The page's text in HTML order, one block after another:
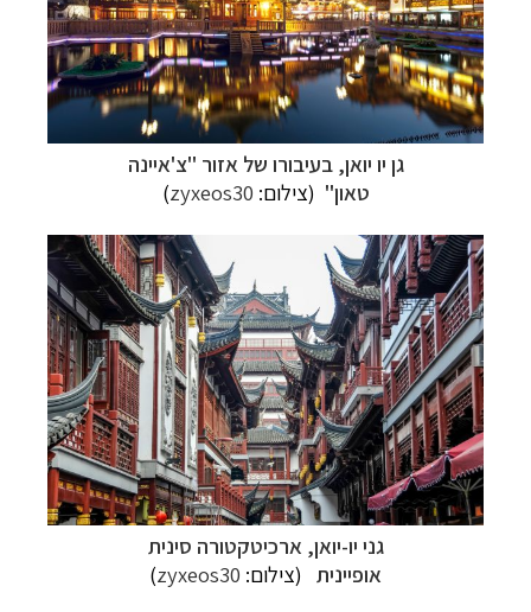
גן יו יואן, בעיבורו של אזור "צ'איינה
טאון" (צילום: zyxeos30
)
גני יו-יואן, ארכיטקטורה סינית
אופיינית (צילום: zyxeos30
)